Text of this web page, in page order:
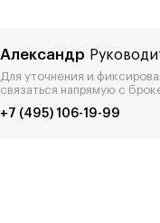
Александр
Для уточнения и
связаться напрямую с
+7 (495) 106-19-99